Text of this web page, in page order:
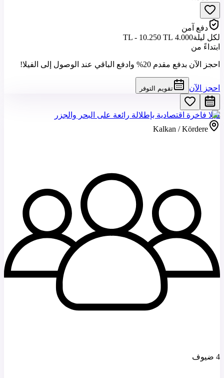
دفع آمن
لكل ليلة4.000 TL - 10.250 TL
ابتداءً من
احجز الآن بدفع مقدم 20% وادفع الباقي عند الوصول إلى الفيلا!
احجز الآن تقويم التوفر
فيلا فاخرة اقتصادية بإطلالة رائعة على البحر والجزر
Kalkan / Kördere
4 ضيوف